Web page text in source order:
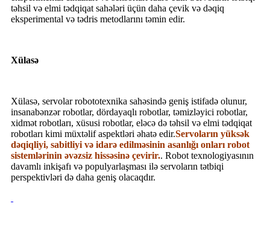
təhsil və elmi tədqiqat sahələri üçün daha çevik və dəqiq
eksperimental və tədris metodlarını təmin edir.
Xülasə
Xülasə, servolar robototexnika sahəsində geniş istifadə olunur,
insanabənzər robotlar, dördayaqlı robotlar, təmizləyici robotlar,
xidmət robotları, xüsusi robotlar, eləcə də təhsil və elmi tədqiqat
robotları kimi müxtəlif aspektləri əhatə edir.Servoların yüksək
dəqiqliyi, sabitliyi və idarə edilməsinin asanlığı onları robot
sistemlərinin əvəzsiz hissəsinə çevirir.. Robot texnologiyasının
davamlı inkişafı və populyarlaşması ilə servoların tətbiqi
perspektivləri də daha geniş olacaqdır.